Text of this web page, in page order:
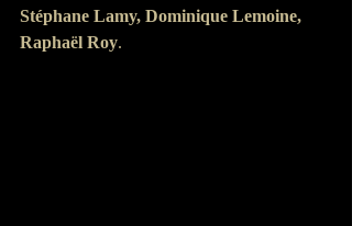
Stéphane Lamy, Dominique Lemoine,
Raphaël Roy.